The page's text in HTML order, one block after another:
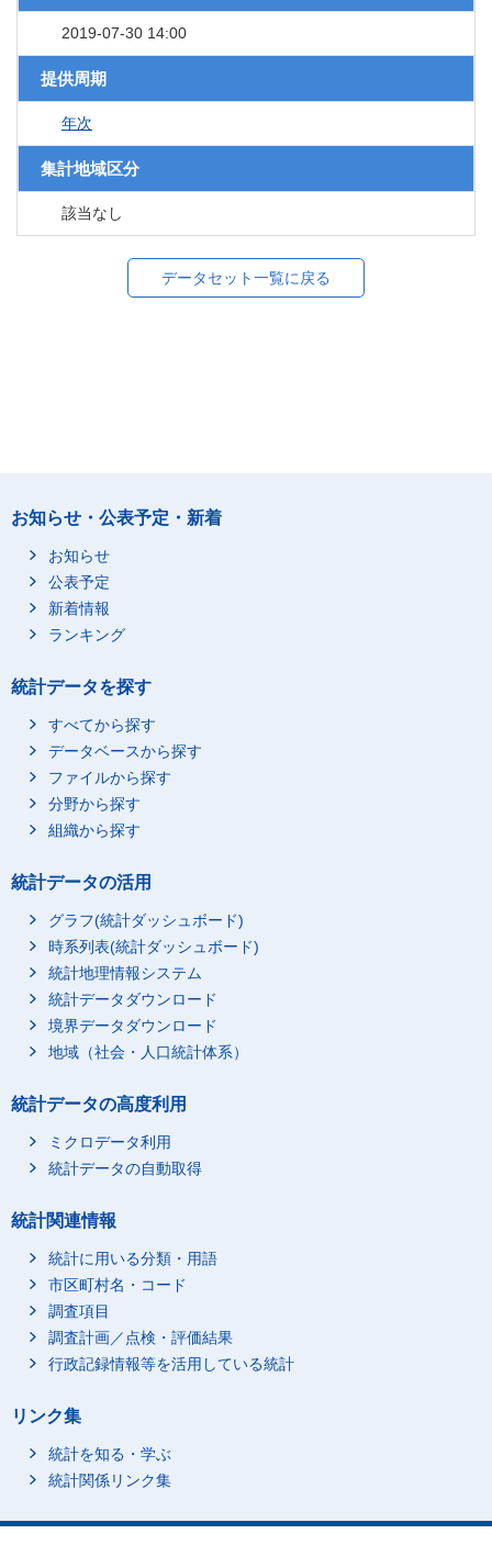
2019-07-30 14:00
提供周期
年次
集計地域区分
該当なし
データセット一覧に戻る
お知らせ・公表予定・新着
お知らせ
公表予定
新着情報
ランキング
統計データを探す
すべてから探す
データベースから探す
ファイルから探す
分野から探す
組織から探す
統計データの活用
グラフ(統計ダッシュボード)
時系列表(統計ダッシュボード)
統計地理情報システム
統計データダウンロード
境界データダウンロード
地域（社会・人口統計体系）
統計データの高度利用
ミクロデータ利用
統計データの自動取得
統計関連情報
統計に用いる分類・用語
市区町村名・コード
調査項目
調査計画／点検・評価結果
行政記録情報等を活用している統計
リンク集
統計を知る・学ぶ
統計関係リンク集